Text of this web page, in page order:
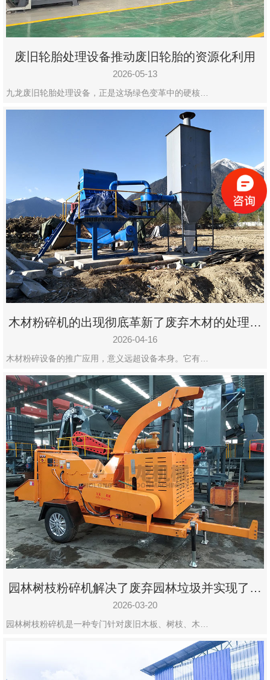
废旧轮胎处理设备推动废旧轮胎的资源化利用
2026-05-13
九龙废旧轮胎处理设备，正是这场绿色变革中的硬核…
木材粉碎机的出现彻底革新了废弃木材的处理模
式
2026-04-16
木材粉碎设备的推广应用，意义远超设备本身。它有…
园林树枝粉碎机解决了废弃园林垃圾并实现了再
利用
2026-03-20
园林树枝粉碎机是一种专门针对废旧木板、树枝、木…